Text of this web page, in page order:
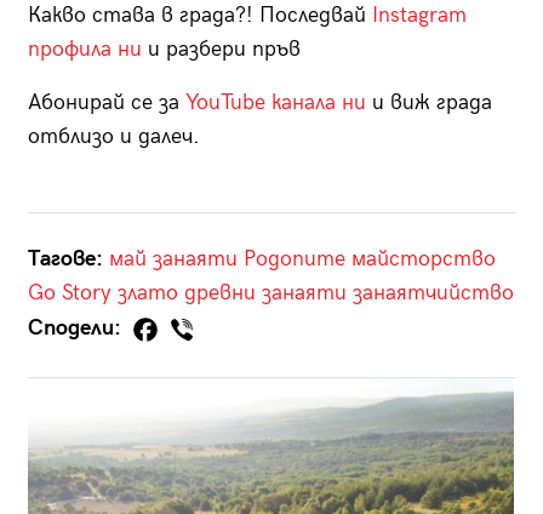
Какво става в града?! Последвай Instagram
профила ни и разбери пръв
Абонирай се за YouTube канала ни и виж града
отблизо и далеч.
Тагове: май занаяти Родопите майсторство
Go Story злато древни занаяти занаятчийство
Сподели: